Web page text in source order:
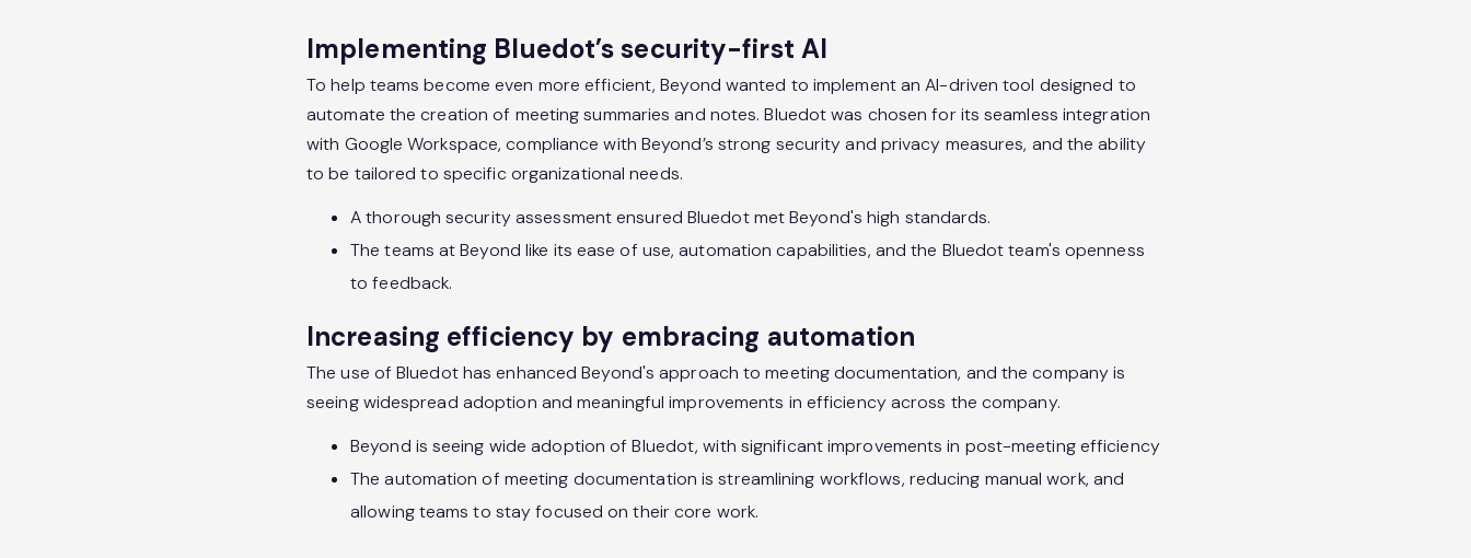
Implementing Bluedot’s security-first AI
To help teams become even more efficient, Beyond wanted to implement an AI-driven tool designed to
automate the creation of meeting summaries and notes. Bluedot was chosen for its seamless integration
with Google Workspace, compliance with Beyond’s strong security and privacy measures, and the ability
to be tailored to specific organizational needs.
A thorough security assessment ensured Bluedot met Beyond's high standards.
The teams at Beyond like its ease of use, automation capabilities, and the Bluedot team's openness
to feedback.
Increasing efficiency by embracing automation
The use of Bluedot has enhanced Beyond's approach to meeting documentation, and the company is
seeing widespread adoption and meaningful improvements in efficiency across the company.
Beyond is seeing wide adoption of Bluedot, with significant improvements in post-meeting efficiency
The automation of meeting documentation is streamlining workflows, reducing manual work, and
allowing teams to stay focused on their core work.